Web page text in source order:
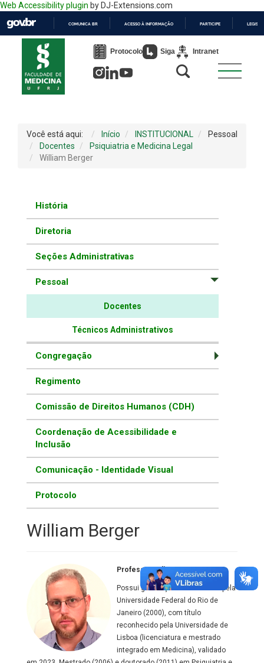
Web Accessibility plugin by DJ-Extensions.com
PARA
COMUNICA BR ACESSO À INFORMAÇÃO PARTICIPE
Protocolo Siga Intranet
Você está aqui: Início INSTITUCIONAL
Pessoal
Docentes
Psiquiatria e Medicina Legal
William Berger
História
Diretoria
Seções Administrativas
Pessoal
Docentes
Técnicos Administrativos
Congregação
Regimento
Comissão de Direitos Humanos (CDH)
Coordenação de Acessibilidade e
Inclusão
Comunicação - Identidade Visual
Protocolo
William Berger
Professor Adjunto
Possui graduação em Medicina pela
Universidade Federal do Rio de
Janeiro (2000), com título
reconhecido pela Universidade de
Lisboa (licenciatura e mestrado
integrado em Medicina), validado